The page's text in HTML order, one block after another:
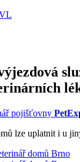
pojišťovny
lze uplatnit i u